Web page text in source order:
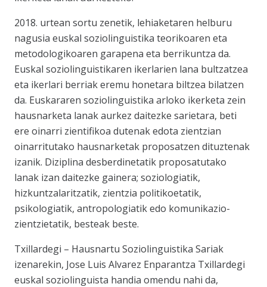
2018. urtean sortu zenetik, lehiaketaren helburu
nagusia euskal soziolinguistika teorikoaren eta
metodologikoaren garapena eta berrikuntza da.
Euskal soziolinguistikaren ikerlarien lana bultzatzea
eta ikerlari berriak eremu honetara biltzea bilatzen
da. Euskararen soziolinguistika arloko ikerketa zein
hausnarketa lanak aurkez daitezke sarietara, beti
ere oinarri zientifikoa dutenak edota zientzian
oinarritutako hausnarketak proposatzen dituztenak
izanik. Diziplina desberdinetatik proposatutako
lanak izan daitezke gainera; soziologiatik,
hizkuntzalaritzatik, zientzia politikoetatik,
psikologiatik, antropologiatik edo komunikazio-
zientzietatik, besteak beste.
Txillardegi – Hausnartu Soziolinguistika Sariak
izenarekin, Jose Luis Alvarez Enparantza Txillardegi
euskal soziolinguista handia omendu nahi da,